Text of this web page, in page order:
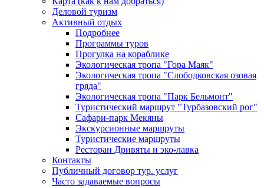
Деловой туризм
Активный отдых
Подробнее
Программы туров
Прогулка на кораблике
Экологическая тропа "Гора Маяк"
Экологическая тропа "Слободковская озовая
гряда"
Экологическая тропа "Парк Бельмонт"
Туристический маршрут "Турбазовский рог"
Сафари-парк Мекяны
Экскурсионные маршруты
Туристические маршруты
Ресторан Дривяты и эко-лавка
Контакты
Публичный договор тур. услуг
Часто задаваемые вопросы